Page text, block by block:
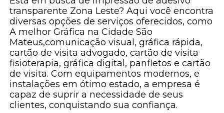
transparente Zona Leste? Aqui você encontra
diversas opções de serviços oferecidos, como
A melhor Gráfica na Cidade São
Mateus,comunicação visual, gráfica rápida,
cartão de visita advogado, cartão de visita
fisioterapia, gráfica digital, panfletos e cartão
de visita. Com equipamentos modernos, e
instalações em ótimo estado, a empresa é
capaz de suprir a necessidade de seus
clientes, conquistando sua confiança.